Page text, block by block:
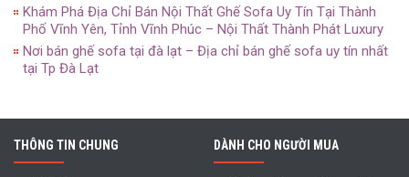
Khám Phá Địa Chỉ Bán Nội Thất Ghế Sofa Uy Tín Tại Thành
Phố Vĩnh Yên, Tỉnh Vĩnh Phúc – Nội Thất Thành Phát Luxury
Nơi bán ghế sofa tại đà lạt – Địa chỉ bán ghế sofa uy tín nhất
tại Tp Đà Lạt
THÔNG TIN CHUNG DÀNH CHO NGƯỜI MUA